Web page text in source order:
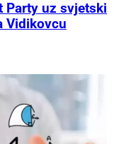
Party uz svjetski
Vidikovcu